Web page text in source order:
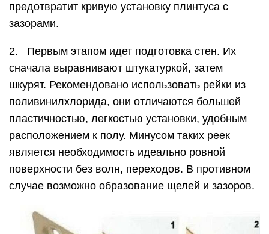
предотвратит кривую установку плинтуса с
зазорами.
2. Первым этапом идет подготовка стен. Их
сначала выравнивают штукатуркой, затем
шкурят. Рекомендовано использовать рейки из
поливинилхлорида, они отличаются большей
пластичностью, легкостью установки, удобным
расположением к полу. Минусом таких реек
является необходимость идеально ровной
поверхности без волн, переходов. В противном
случае возможно образование щелей и зазоров.